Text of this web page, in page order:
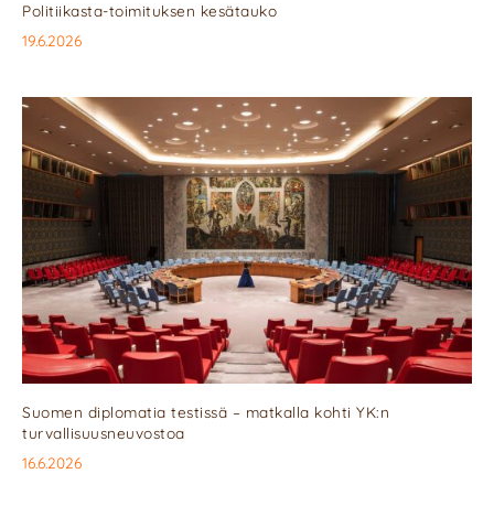
Politiikasta-toimituksen kesätauko
19.6.2026
Suomen diplomatia testissä – matkalla kohti YK:n
turvallisuusneuvostoa
16.6.2026